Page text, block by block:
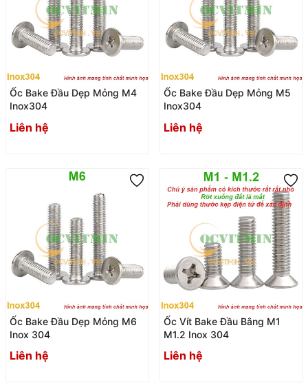
Ốc Bake Đầu Dẹp Mỏng M4
Inox304
Liên hệ
Ốc Bake Đầu Dẹp Mỏng M5
Inox304
Liên hệ
Ốc Bake Đầu Dẹp Mỏng M6
Inox 304
Liên hệ
Ốc Vít Bake Đầu Bằng M1
M1.2 Inox 304
Liên hệ